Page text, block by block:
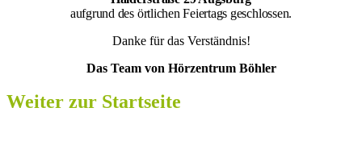
aufgrund des örtlichen Feiertags geschlossen.
Danke für das Verständnis!
Das Team von Hörzentrum Böhler
Weiter zur Startseite